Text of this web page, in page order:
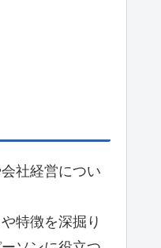
社経営につい
特徴を深掘り